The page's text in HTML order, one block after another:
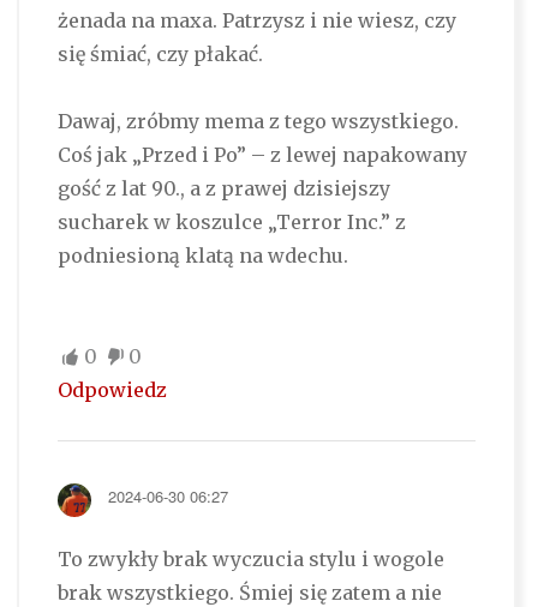
żenada na maxa. Patrzysz i nie wiesz, czy
się śmiać, czy płakać.
Dawaj, zróbmy mema z tego wszystkiego.
Coś jak „Przed i Po” – z lewej napakowany
gość z lat 90., a z prawej dzisiejszy
sucharek w koszulce „Terror Inc.” z
podniesioną klatą na wdechu.
0
0
Odpowiedz
2024-06-30 06:27
To zwykły brak wyczucia stylu i wogole
brak wszystkiego. Śmiej się zatem a nie